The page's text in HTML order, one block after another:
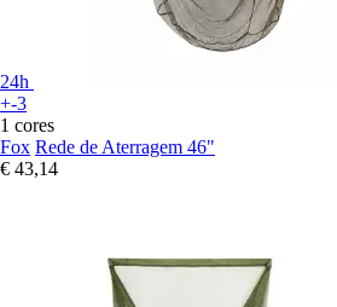
24h
+-3
1 cores
Fox Rede de Aterragem 46"
€ 43,14